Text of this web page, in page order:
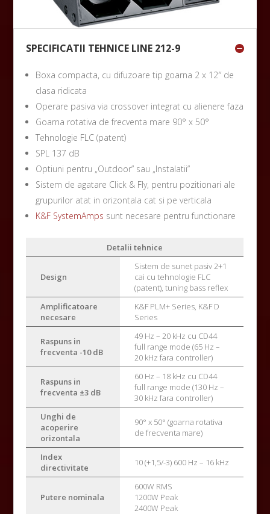
SPECIFICATII TEHNICE LINE 212-9
Boxa compacta, cu difuzoare tip goarna 2 x 12″ de
clasa ridicata
Operare pasiva via crossover integrat cu alienere faza
Goarna rotativa de frecventa mare 90° x 50°
Tehnologie FLC (patent)
SPL 137 dB
Optiuni pentru „Outdoor” sau „Instalatii”
Sistem de agatare Click & Fly, pentru pozitionari ale
grupurilor atat in orizontala cat si pe verticala
K&F SystemAmps sunt necesare pentru functionare
Detalii tehnice
Design
Sistem de sunet pasiv 2+1
cai cu tehnologie FLC
(patent), tuning bass reflex
Amplificatoare
necesare
K&F PLM+ Series, K&F D
Series
Raspuns in
frecventa -10 dB
49 Hz – 20 kHz cu CD44
full range mode (65 Hz –
20 kHz fara controller)
Raspuns in
frecventa ±3 dB
60 Hz – 18 kHz cu CD44
full range mode (130 Hz –
30 kHz fara controller)
Unghi de
acoperire
orizontala
90° x 50° (goarna rotativa
de frecventa mare)
Index
directivitate
10 (+1,5/-3) 600 Hz – 16 kHz
Putere nominala
600W RMS
1200W Peak
2400W Peak